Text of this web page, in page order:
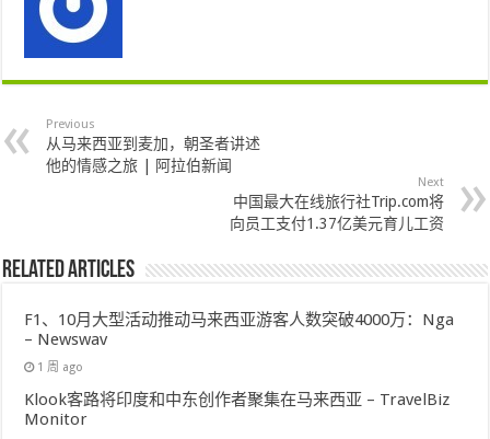
Previous
从马来西亚到麦加，朝圣者讲述
他的情感之旅 | 阿拉伯新闻
Next
中国最大在线旅行社Trip.com将
向员工支付1.37亿美元育儿工资
Related Articles
F1、10月大型活动推动马来西亚游客人数突破4000万：Nga
– Newswav
1 周 ago
Klook客路将印度和中东创作者聚集在马来西亚 – TravelBiz
Monitor